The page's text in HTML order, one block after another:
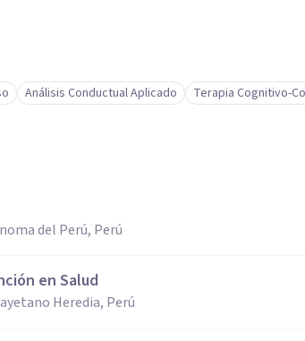
Análisis Conductual Aplicado Terapia Cognitivo-
del Perú, Perú
en Salud
Heredia, Perú